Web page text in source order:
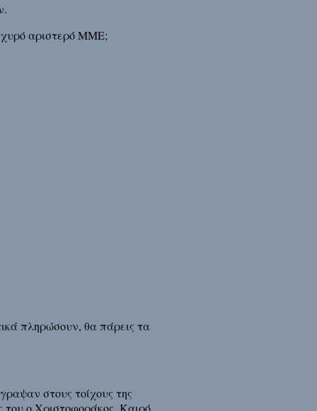
αριστερό ΜΜΕ;
πληρώσουν, θα πάρεις τα
στους τοίχους της